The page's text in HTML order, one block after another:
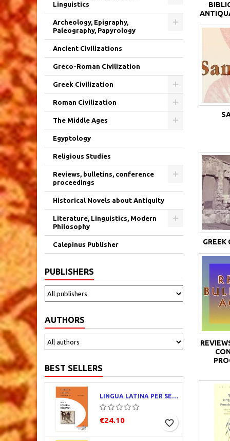
Linguistics
Archeology, Epigraphy,
Paleography, Papyrology
Ancient Civilizations
Greco-Roman Civilization
Greek Civilization
Roman Civilization
The Middle Ages
Egyptology
Religious Studies
Reviews, bulletins, conference
proceedings
Historical Novels about Antiquity
Literature, Linguistics, Modern
Philosophy
Calepinus Publisher
PUBLISHERS
AUTHORS
BEST SELLERS
LINGUA LATINA PER SE ILLUSTRATA. PARS I : FAMILIA ROMANA
€24.10 favorite_border
GREEK